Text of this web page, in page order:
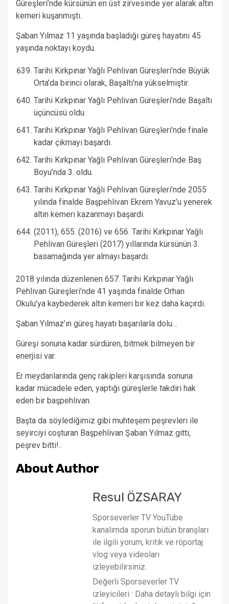
Güreşleri’nde kürsünün en üst zirvesinde yer alarak altın
kemeri kuşanmıştı.
Şaban Yılmaz 11 yaşında başladığı güreş hayatını 45
yaşında noktayı koydu.
Tarihi Kırkpınar Yağlı Pehlivan Güreşleri’nde Büyük
Orta’da birinci olarak, Başaltı’na yükselmiştir.
Tarihi Kırkpınar Yağlı Pehlivan Güreşleri’nde Başaltı
üçüncüsü oldu.
Tarihi Kırkpınar Yağlı Pehlivan Güreşleri’nde finale
kadar çıkmayı başardı.
Tarihi Kırkpınar Yağlı Pehlivan Güreşleri’nde Baş
Boyu’nda 3. oldu.
Tarihi Kırkpınar Yağlı Pehlivan Güreşleri’nde 2055
yılında finalde Başpehlivan Ekrem Yavuz’u yenerek
altın kemeri kazanmayı başardı.
(2011), 655. (2016) ve 656. Tarihi Kırkpınar Yağlı
Pehlivan Güreşleri (2017) yıllarında kürsünün 3.
basamağında yer almayı başardı.
2018 yılında düzenlenen 657. Tarihi Kırkpınar Yağlı
Pehlivan Güreşleri’nde 41 yaşında finalde Orhan
Okulu’ya kaybederek altın kemeri bir kez daha kaçırdı.
Şaban Yılmaz’ın güreş hayatı başarılarla dolu…
Güreşi sonuna kadar sürdüren, bitmek bilmeyen bir
enerjisi var.
Er meydanlarında genç rakipleri karşısında sonuna
kadar mücadele eden, yaptığı güreşlerle takdiri hak
eden bir başpehlivan.
Başta da söylediğimiz gibi muhteşem peşrevleri ile
seyirciyi coşturan Başpehlivan Şaban Yılmaz gitti,
peşrev bitti!..
About Author
Resul ÖZSARAY
Sporseverler TV YouTube
kanalımda sporun bütün branşları
ile ilgili yorum, kritik ve röportaj
vlog veya videoları
izleyebilirsiniz.
Değerli Sporseverler TV
izleyicileri : Daha detaylı bilgi için